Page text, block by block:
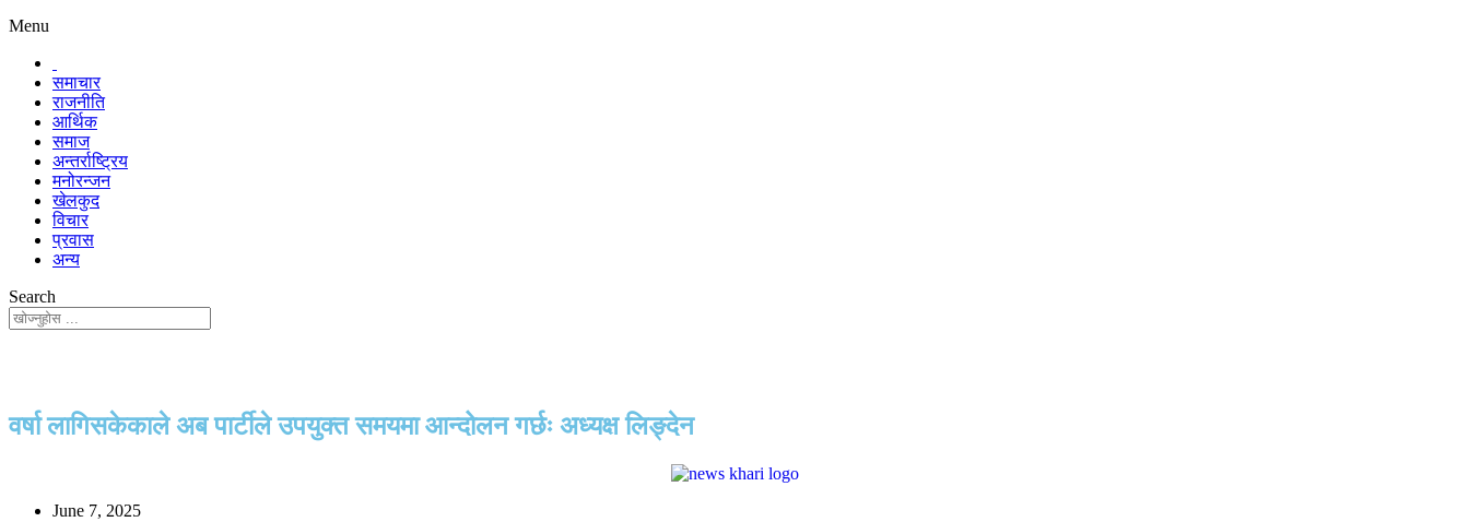
Menu
समाचार
राजनीति
आर्थिक
समाज
अन्तर्राष्ट्रिय
मनोरन्जन
खेलकुद
विचार
प्रवास
अन्य
Search
वर्षा लागिसकेकाले अब पार्टीले उपयुक्त समयमा आन्दोलन गर्छः अध्यक्ष लिङ्देन
June 7, 2025